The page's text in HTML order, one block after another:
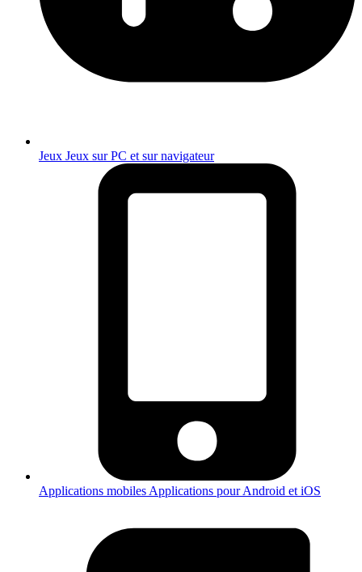
Jeux Jeux sur PC et sur navigateur
Applications mobiles Applications pour Android et iOS